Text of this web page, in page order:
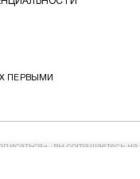
ПЕРВЫМИ
вы соглашаетесь на